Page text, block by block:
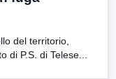
del territorio,
di P.S. di Telese...